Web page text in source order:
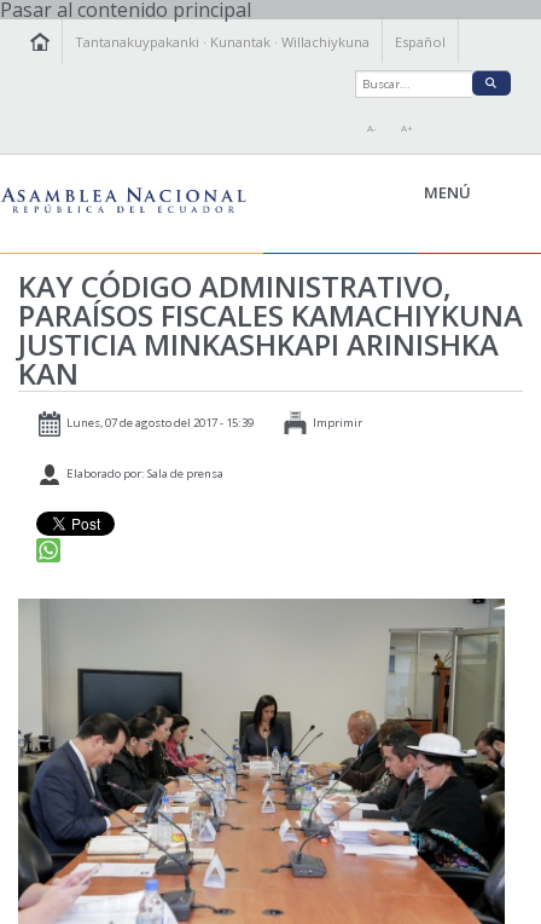
Pasar al contenido principal
Tantanakuypakanki · Kunantak ·Willachiykuna Español
A- A+
MENÚ
TANTANAKUY
KAMACHIY KILLKAY
ÑAWINCHIY
WILLACHIKKUNA
ISTALLAKTAMANTA
KAY CÓDIGO ADMINISTRATIVO,
PARAÍSOS FISCALES KAMACHIYKUNA
JUSTICIA MINKASHKAPI ARINISHKA
KAN
Lunes, 07 de agosto del 2017 - 15:39 Imprimir
Elaborado por: Sala de prensa